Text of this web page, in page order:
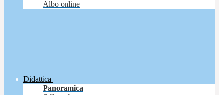
Albo online
Didattica
Panoramica